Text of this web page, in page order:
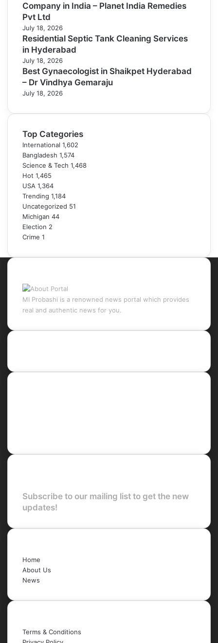
Company in India – Planet India Remedies
Pvt Ltd
July 18, 2026
Residential Septic Tank Cleaning Services
in Hyderabad
July 18, 2026
Best Gynaecologist in Shaikpet Hyderabad
– Dr Vindhya Gemaraju
July 18, 2026
Top Categories
International 1,602
Bangladesh 1,574
Science & Tech 1,468
Hot 1,465
USA 1,364
Trending 1,184
Uncategorized 51
Michigan 44
Election 2
Crime 1
MI Probashi is a renowned news portal which provides
real and authentic news for you.
Subscribe to our mailing list to get the new
updates!
Home
About Us
News
Terms & Conditions